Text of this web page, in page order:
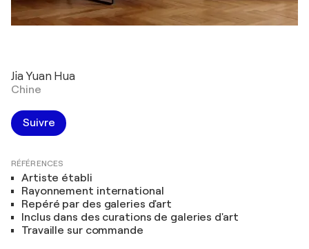
Jia Yuan Hua
Chine
Suivre
RÉFÉRENCES
Artiste établi
Rayonnement international
Repéré par des galeries d'art
Inclus dans des curations de galeries d'art
Travaille sur commande